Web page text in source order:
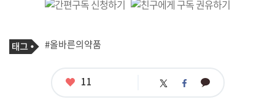
기
사
태
그
#올바른의약품
좋
11 트 페 카